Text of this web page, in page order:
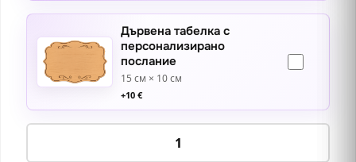
Дървена табелка с
персонализирано
послание
15 см × 10 см
+10 €
количество